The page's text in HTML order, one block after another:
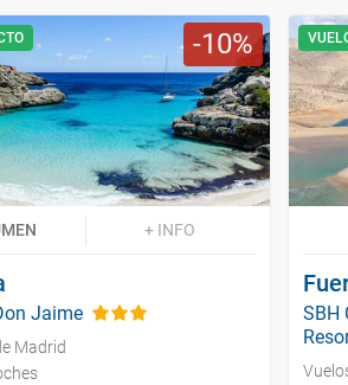
10
+ INFO
Jaime
Madrid
SBH